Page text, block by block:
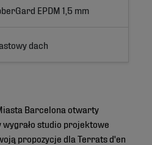
EPDM 1,5 mm
dach
Barcelona otwarty
studio projektowe
propozycje dla Terrats d'en